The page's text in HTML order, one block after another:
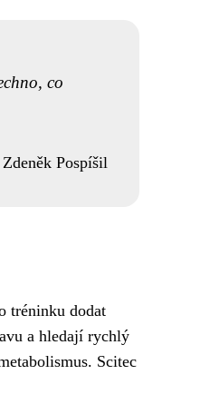
co
Zdeněk Pospíšil
tréninku dodat
a hledají rychlý
Scitec